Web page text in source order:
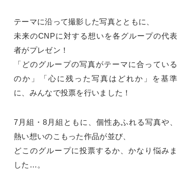
テーマに沿って撮影した写真とともに、
未来のCNPに対する想いを各グループの代表
者がプレゼン！
「どのグループの写真がテーマに合っている
のか」「心に残った写真はどれか」を基準
に、みんなで投票を行いました！
7月組・8月組ともに、個性あふれる写真や、
熱い想いのこもった作品が並び、
どこのグループに投票するか、かなり悩みま
した…。